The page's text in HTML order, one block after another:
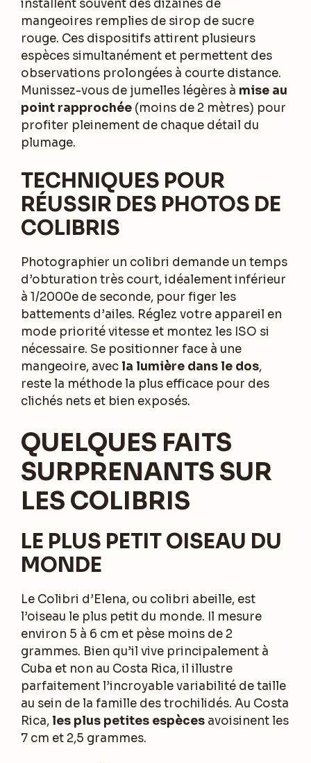
installent souvent des dizaines de
mangeoires remplies de sirop de sucre
rouge. Ces dispositifs attirent plusieurs
espèces simultanément et permettent des
observations prolongées à courte distance.
Munissez-vous de jumelles légères à mise au
point rapprochée (moins de 2 mètres) pour
profiter pleinement de chaque détail du
plumage.
TECHNIQUES POUR
RÉUSSIR DES PHOTOS DE
COLIBRIS
Photographier un colibri demande un temps
d’obturation très court, idéalement inférieur
à 1/2000e de seconde, pour figer les
battements d’ailes. Réglez votre appareil en
mode priorité vitesse et montez les ISO si
nécessaire. Se positionner face à une
mangeoire, avecla lumière dans le dos,
reste la méthode la plus efficace pour des
clichés nets et bien exposés.
QUELQUES FAITS
SURPRENANTS SUR
LES COLIBRIS
LE PLUS PETIT OISEAU DU
MONDE
Le Colibri d’Elena, ou colibri abeille, est
l’oiseau le plus petit du monde. Il mesure
environ 5 à 6 cm et pèse moins de 2
grammes. Bien qu’il vive principalement à
Cuba et non au Costa Rica, il illustre
parfaitement l’incroyable variabilité de taille
au sein de la famille des trochilidés. Au Costa
Rica,les plus petites espèces avoisinent les
7 cm et 2,5 grammes.